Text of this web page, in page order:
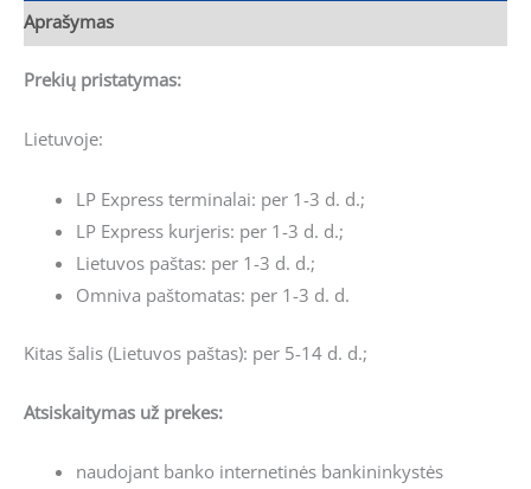
Aprašymas
Prekių pristatymas:
Lietuvoje:
LP Express terminalai: per 1-3 d. d.;
LP Express kurjeris: per 1-3 d. d.;
Lietuvos paštas: per 1-3 d. d.;
Omniva paštomatas: per 1-3 d. d.
Kitas šalis (Lietuvos paštas): per 5-14 d. d.;
Atsiskaitymas už prekes:
naudojant banko internetinės bankininkystės